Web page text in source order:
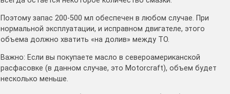
Поэтому запас 200-500 мл обеспечен в любом случае. При
нормальной эксплуатации, и исправном двигателе, этого
объема должно хватить «на долив» между ТО.
Важно: Если вы покупаете масло в североамериканской
расфасовке (в данном случае, это Motorcraft), объем будет
несколько меньше.